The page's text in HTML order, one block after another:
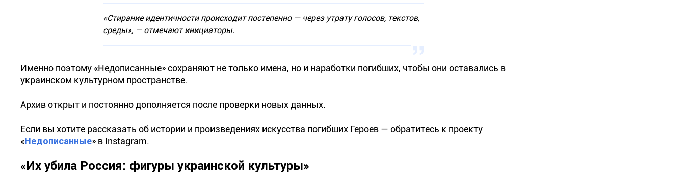
«Стирание идентичности происходит постепенно — через утрату голосов, текстов,
среды», — отмечают инициаторы.
Именно поэтому «Недописанные» сохраняют не только имена, но и наработки погибших, чтобы они оставались в
украинском культурном пространстве.
Архив открыт и постоянно дополняется после проверки новых данных.
Если вы хотите рассказать об истории и произведениях искусства погибших Героев — обратитесь к проекту
«Недописанные» в Instagram.
«Их убила Россия: фигуры украинской культуры»